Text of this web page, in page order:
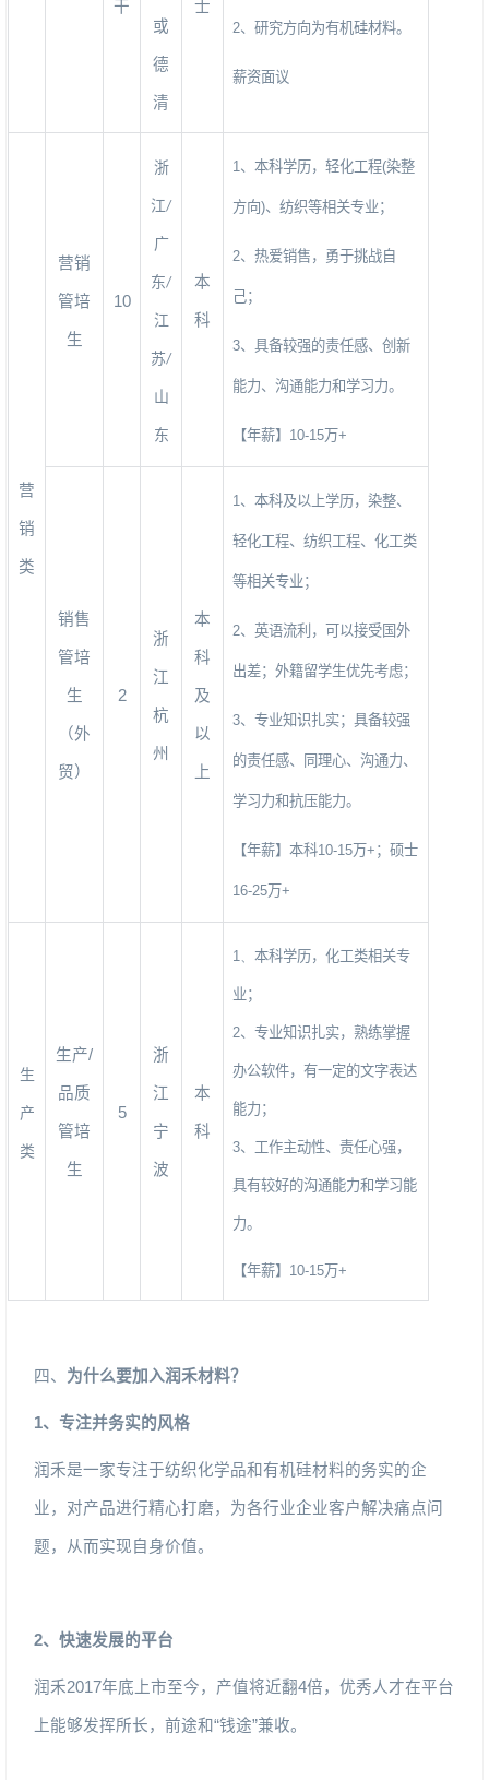
干
或
德
清
士
2、研究方向为有机硅材料。
薪资面议
营
销
类
营销
管培
生
10
浙
江/
广
东/
江
苏/
山
东
本
科
1、本科学历，轻化工程(染整
方向)、纺织等相关专业；
2、热爱销售，勇于挑战自
己；
3、具备较强的责任感、创新
能力、沟通能力和学习力。
【年薪】 10-15万+
销售
管培
生
（外
贸）
2
浙
江
杭
州
本
科
及
以
上
1、本科及以上学历，染整、
轻化工程、纺织工程、化工类
等相关专业；
2、英语流利，可以接受国外
出差；外籍留学生优先考虑；
3、专业知识扎实；具备较强
的责任感、同理心、沟通力、
学习力和抗压能力。
【年薪】本科10-15万+ ；硕士
16-25万+
生
产
类
生产/
品质
管培
生
5
浙
江
宁
波
本
科
1、 本科学历，化工类相关专
业；
2、专业知识扎实，熟练掌握
办公软件，有一定的文字表达
能力；
3、工作主动性、责任心强，
具有较好的沟通能力和学习能
力。
【年薪】 10-15万+
四、 为什么要加入润禾材料？
1、专注并务实的风格
润禾是一家专注于纺织化学品和有机硅材料的务实的企
业，对产品进行精心打磨，为各行业企业客户解决痛点问
题，从而实现自身价值。
2、快速发展的平台
润禾2017年底上市至今，产值将近翻4倍，优秀人才在平台
上能够发挥所长，前途和“钱途”兼收。